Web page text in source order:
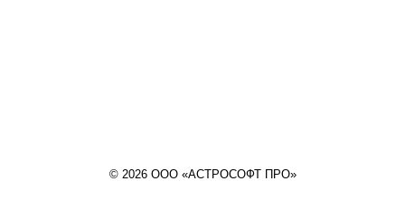
© 2026 ООО «АСТРОСОФТ ПРО»